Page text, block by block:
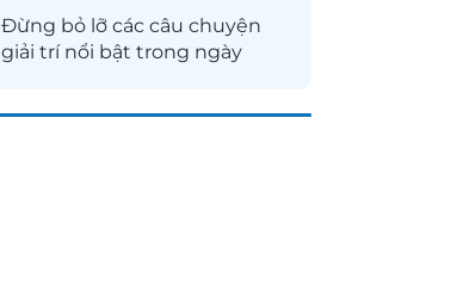
Đừng bỏ lỡ các câu chuyện
giải trínổi bật trong ngày